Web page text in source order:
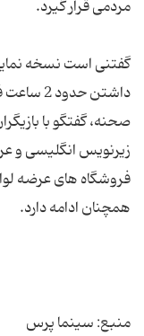
گفتنی است نسخه
داشتن
صحنه، گفتگو با
زیرنویس انگلیسی و
فروشگاه های عرضه
منبع: سینما پرس